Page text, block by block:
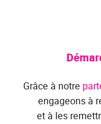
Grâce à notre
engageons à
et à les